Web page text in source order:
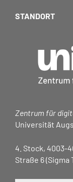
STANDORT
Zentrum für
Universität
4. Stock, 4003-
Straße 6 (Sigma